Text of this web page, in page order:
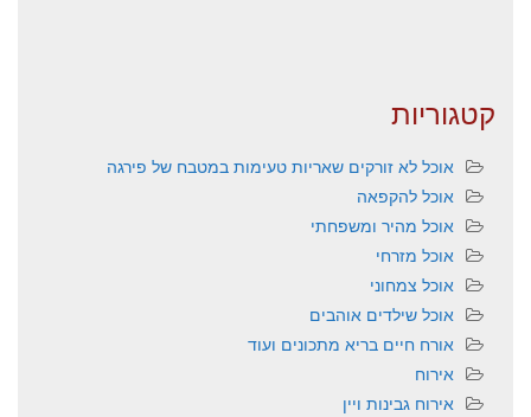
קטגוריות
אוכל לא זורקים שאריות טעימות במטבח של פירגה
אוכל להקפאה
אוכל מהיר ומשפחתי
אוכל מזרחי
אוכל צמחוני
אוכל שילדים אוהבים
אורח חיים בריא מתכונים ועוד
אירוח
אירוח גבינות ויין